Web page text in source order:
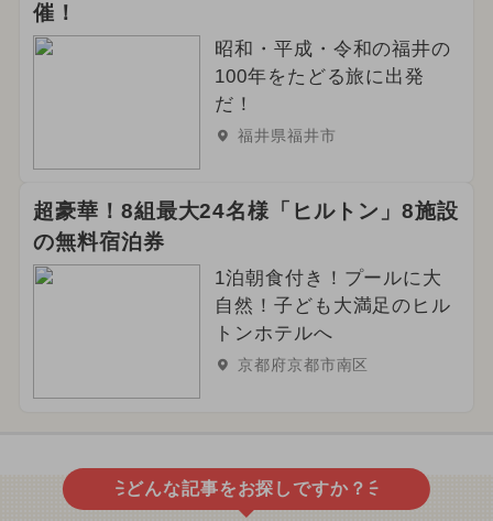
催！
昭和・平成・令和の福井の
100年をたどる旅に出発
だ！
福井県福井市
超豪華！8組最大24名様「ヒルトン」8施設
の無料宿泊券
1泊朝食付き！プールに大
自然！子ども大満足のヒル
トンホテルへ
京都府京都市南区
どんな記事をお探しですか？